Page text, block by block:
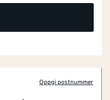
Oppgi postnummer